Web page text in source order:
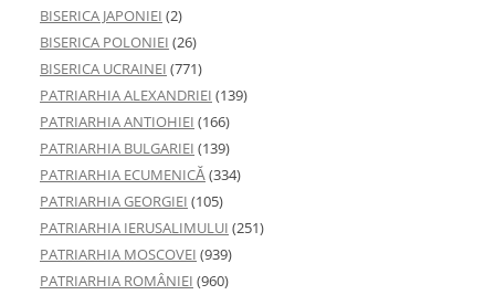
BISERICA JAPONIEI (2)
BISERICA POLONIEI (26)
BISERICA UCRAINEI (771)
PATRIARHIA ALEXANDRIEI (139)
PATRIARHIA ANTIOHIEI (166)
PATRIARHIA BULGARIEI (139)
PATRIARHIA ECUMENICĂ(334)
PATRIARHIA GEORGIEI (105)
PATRIARHIA IERUSALIMULUI (251)
PATRIARHIA MOSCOVEI (939)
PATRIARHIA ROMÂNIEI (960)